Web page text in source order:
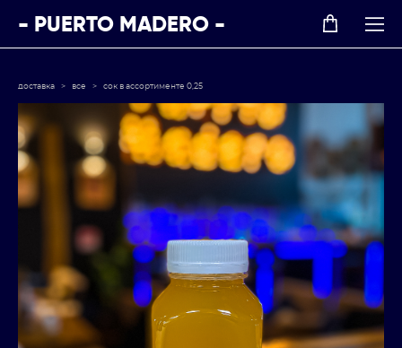
- PUERTO MADERO -
доставка > все > сок в ассортименте 0,25